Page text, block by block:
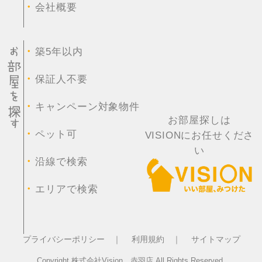
・会社概要
・築5年以内
・保証人不要
・ キャンペーン対象物件
・ペット可
・沿線で検索
・ エリアで検索
お部屋探しは
VISIONにお任せくださ
い
プライバシーポリシー ｜ 利用規約 ｜ サイトマップ